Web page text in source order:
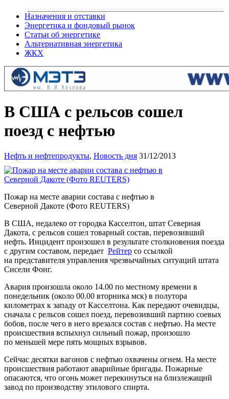
Назначения и отставки
Энергетика и фондовый рынок
Статьи об энергетике
Альтернативная энергетика
ЖКХ
В США с рельсов сошел
поезд с нефтью
Нефть и нефтепродукты, Новость дня 31/12/2013
Пожар на месте аварии состава с нефтью в
Северной Дакоте (Фото REUTERS)
В США, недалеко от городка Касселтон, штат Северная
Дакота, с рельсов сошел товарный состав, перевозивший
нефть. Инцидент произошел в результате столкновения поезда
с другим составом, передает Рейтер со ссылкой
на представителя управления чрезвычайных ситуаций штата
Сисели Фонг.
Авария произошла около 14.00 по местному времени в
понедельник (около 00.00 вторника мск) в полутора
километрах к западу от Касселтона. Как передают очевидцы,
сначала с рельсов сошел поезд, перевозивший партию соевых
бобов, после чего в него врезался состав с нефтью. На месте
происшествия вспыхнул сильный пожар, произошло
по меньшей мере пять мощных взрывов.
Сейчас десятки вагонов с нефтью охвачены огнем. На месте
происшествия работают аварийные бригады. Пожарные
опасаются, что огонь может перекинуться на близлежащий
завод по производству этилового спирта.